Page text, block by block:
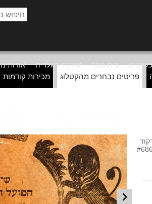
בית ספר שירותי הגלריה אודותינו
פריטים נבחרים מהקטלוג מכירות קודמות